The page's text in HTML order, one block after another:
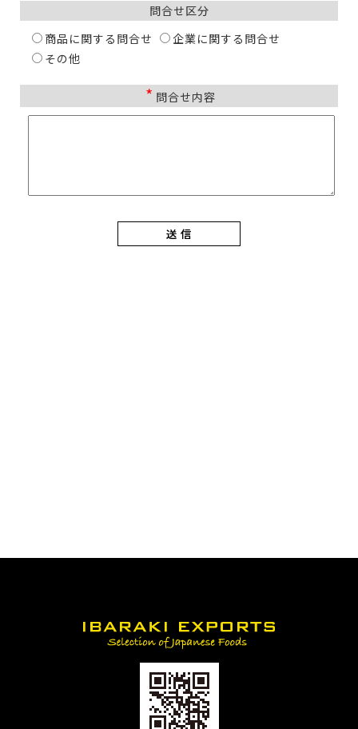
問合せ区分
商品に関する問合せ
企業に関する問合せ
その他
* 問合せ内容